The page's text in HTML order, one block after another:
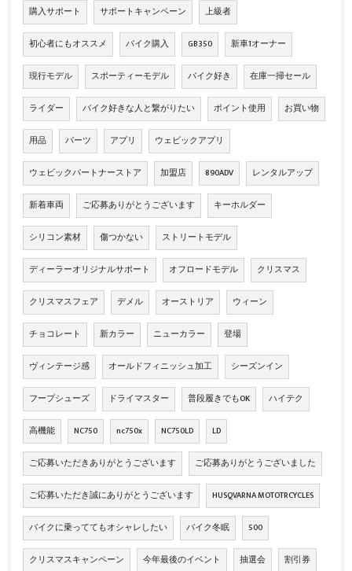
購入サポート サポートキャンペーン 上級者
初心者にもオススメ バイク購入 GB350 新車1オーナー
現行モデル スポーティーモデル バイク好き 在庫一掃セール
ライダー バイク好きな人と繋がりたい ポイント使用 お買い物
用品 パーツ アプリ ウェビックアプリ
ウェビックパートナーストア 加盟店 890ADV レンタルアップ
新着車両 ご応募ありがとうございます キーホルダー
シリコン素材 傷つかない ストリートモデル
ディーラーオリジナルサポート オフロードモデル クリスマス
クリスマスフェア デメル オーストリア ウィーン
チョコレート 新カラー ニューカラー 登場
ヴィンテージ感 オールドフィニッシュ加工 シーズンイン
フープシューズ ドライマスター 普段履きでもOK ハイテク
高機能 NC750 nc750x NC750LD LD
ご応募いただきありがとうございます ご応募ありがとうございました
ご応募いただき誠にありがとうございます HUSQVARNA MOTOTRCYCLES
バイクに乗っててもオシャレしたい バイク冬眠 500
クリスマスキャンペーン 今年最後のイベント 抽選会 割引券